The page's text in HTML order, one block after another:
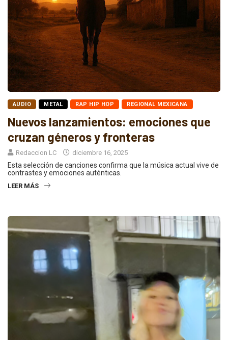
AUDIO METAL RAP HIP HOP REGIONAL MEXICANA
Nuevos lanzamientos: emociones que
cruzan géneros y fronteras
Redaccion LC diciembre 16, 2025
Esta selección de canciones confirma que la música actual vive de
contrastes y emociones auténticas.
LEER MÁS